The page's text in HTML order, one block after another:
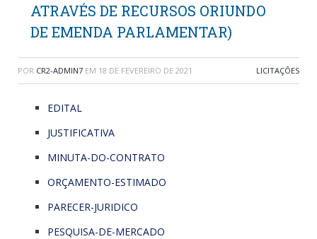
ATRAVÉS DE RECURSOS ORIUNDO
DE EMENDA PARLAMENTAR)
POR CR2-ADMIN7 EM 18 DE FEVEREIRO DE 2021 LICITAÇÕES
EDITAL
JUSTIFICATIVA
MINUTA-DO-CONTRATO
ORÇAMENTO-ESTIMADO
PARECER-JURIDICO
PESQUISA-DE-MERCADO